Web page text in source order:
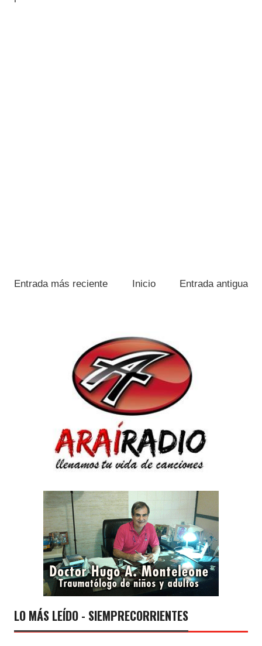
Entrada más reciente Entrada antigua
Inicio
LO MÁS LEÍDO - SIEMPRECORRIENTES